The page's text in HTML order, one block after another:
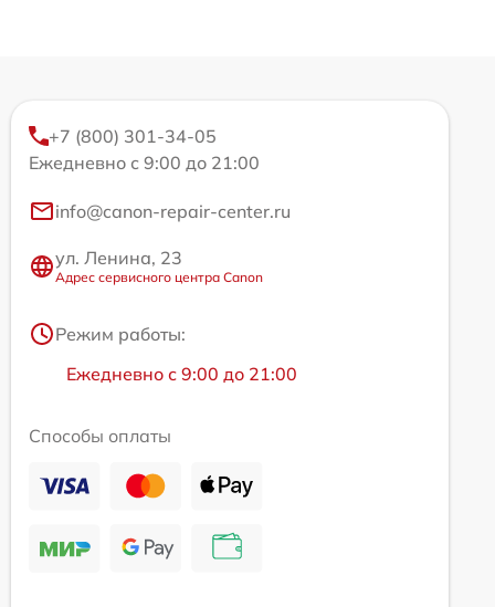
+7 (800) 301-34-05
Ежедневно с 9:00 до 21:00
info@canon-repair-center.ru
ул. Ленина, 23
Адрес сервисного центра Canon
Режим работы:
Ежедневно с 9:00 до 21:00
Способы оплаты